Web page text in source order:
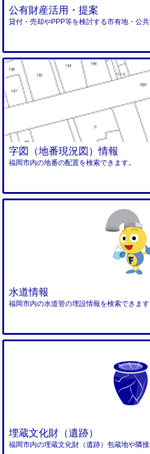
公有財産活用・提案
貸付・売却やPPP等を検討する市有地・公共
字図（地番現況図）情報
福岡市内の地番の配置を検索できます。
水道情報
福岡市内の水道管の埋設情報を検索できます
埋蔵文化財（遺跡）
福岡市内の埋蔵文化財（遺跡）包蔵地や隣接